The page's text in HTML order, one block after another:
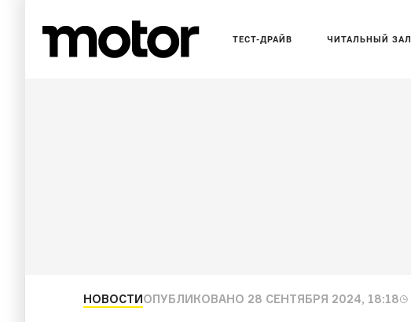
ТЕСТ-ДРАЙВ ЧИТАЛЬНЫЙ ЗАЛ
НОВОСТИОПУБЛИКОВАНО 28 СЕНТЯБРЯ 2024, 18:18